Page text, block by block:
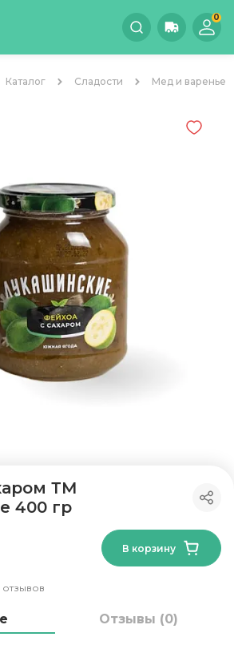
0
Каталог Сладости Мед и варенье
ТМ
400 гр
отзывов
В корзину
Отзывы (0)